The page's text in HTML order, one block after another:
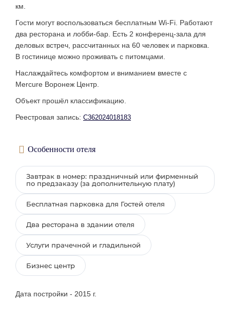
км.
Гости могут воспользоваться бесплатным Wi-Fi. Работают
два ресторана и лобби-бар. Есть 2 конференц-зала для
деловых встреч, рассчитанных на 60 человек и парковка.
В гостинице можно проживать с питомцами.
Наслаждайтесь комфортом и вниманием вместе с
Mercure Воронеж Центр.
Объект прошёл классификацию.
Реестровая запись: С362024018183
Особенности отеля
Завтрак в номер: праздничный или фирменный
по предзаказу (за дополнительную плату)
Бесплатная парковка для Гостей отеля
Два ресторана в здании отеля
Услуги прачечной и гладильной
Бизнес центр
Дата постройки - 2015 г.